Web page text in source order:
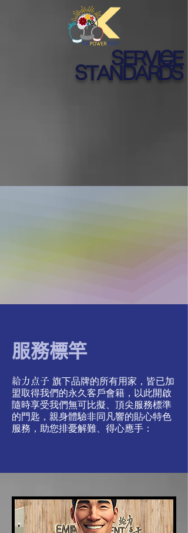
SERVICE
STANDARDS
服務標竿
給力点子 旗下品牌的所有用家，皆已加
盟取得我們的永久客戶會籍，以此開啟
隨時享受我們無可比擬、頂尖服務標準
的門匙，親身體驗非同凡響的貼心特色
服務，助您排憂解難、得心應手：